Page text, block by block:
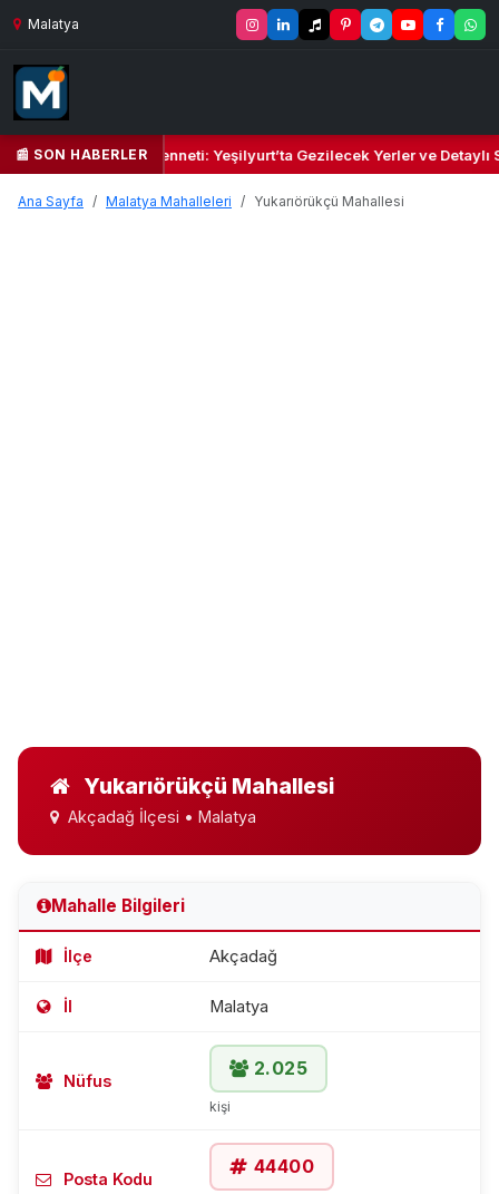
Malatya
📰 SON HABERLER
Kalbi ve Kültür Cenneti: Yeşilyurt’ta Gezilecek Yerler ve Detaylı
Ana Sayfa Malatya Mahalleleri Yukarıörükçü Mahallesi
Yukarıörükçü Mahallesi
Akçadağ İlçesi • Malatya
Mahalle Bilgileri
İlçe Akçadağ
İl Malatya
Nüfus
2.025
kişi
Posta Kodu
44400